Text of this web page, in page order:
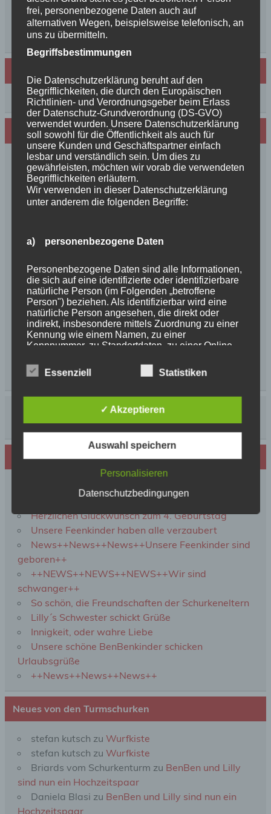
Unsere schöne BenBenkinder schicken
Urlaubsgrüße
++News++News++News++
Archiv
Wir sind Mitglied in folgenden Verbänden:
Neues von den Turmschurken
Frohe Weihnachten 2025 unseren
Schurkenfamilien und Freunden
Herzlichen Glückwunsch zum 4. Geburtstag
Unsere Feenkinder haben alle verzaubert
News++News++News++Unsere Feenkinder sind
geboren++
++NEWS++NEWS++NEWS++Wir sind
schwanger++
So schön, die Freundschaften der Schurkeneltern
Lilly´s Schwester schickt Grüße
Innigkeit, oder wahre Liebe
Unsere schöne BenBenkinder schicken
Urlaubsgrüße
++News++News++News++
Neues von den Turmschurken
stefan kutsch zu Wurfkiste
stefan kutsch zu Wurfkiste
Briards vom Schurkenturm zu BenBen und Lilly
sind nun ein Hochzeitspaar
Daniela Blasi zu BenBen und Lilly sind nun ein
Hochzeitspaar
frei, personenbezogene Daten auch auf
alternativen Wegen, beispielsweise telefonisch, an
uns zu übermitteln.
Begriffsbestimmungen
Die Datenschutzerklärung beruht auf den
Begrifflichkeiten, die durch den Europäischen
Richtlinien- und Verordnungsgeber beim Erlass
der Datenschutz-Grundverordnung (DS-GVO)
verwendet wurden. Unsere Datenschutzerklärung
soll sowohl für die Öffentlichkeit als auch für
unsere Kunden und Geschäftspartner einfach
lesbar und verständlich sein. Um dies zu
gewährleisten, möchten wir vorab die verwendeten
Begrifflichkeiten erläutern.
Wir verwenden in dieser Datenschutzerklärung
unter anderem die folgenden Begriffe:
a) personenbezogene Daten
Personenbezogene Daten sind alle Informationen,
die sich auf eine identifizierte oder identifizierbare
natürliche Person (im Folgenden „betroffene
Person") beziehen. Als identifizierbar wird eine
natürliche Person angesehen, die direkt oder
indirekt, insbesondere mittels Zuordnung zu einer
Kennung wie einem Namen, zu einer
Kennnummer, zu Standortdaten, zu einer Online-
besonderen Merkmalen, die Ausdruck der
physischen, physiologischen, genetischen,
sozialen Identität dieser natürlichen Person sind,
identifiziert werden kann.
b) betroffene Person
Betroffene Person ist jede identifizierte oder
identifizierbare natürliche Person, deren
personenbezogene Daten von dem für die
c) Verarbeitung
Verarbeitung ist jeder mit oder ohne Hilfe
automatisierter Verfahren ausgeführte Vorgang
oder jede solche Vorgangsreihe im
Zusammenhang mit personenbezogenen Daten
wie das Erheben, das Erfassen, die Organisation,
das Ordnen, die Speicherung, die Anpassung oder
Veränderung, das Auslesen, das Abfragen, die
Verwendung, die Offenlegung durch Übermittlung,
Verbreitung oder eine andere Form der
Bereitstellung, den Abgleich oder die Verknüpfung,
Vernichtung.
d) Einschränkung der Verarbeitung
Einschränkung der Verarbeitung ist die Markierung
gespeicherter personenbezogener Daten mit dem
Ziel, ihre künftige Verarbeitung einzuschränken.
Essenziell Statistiken
✓ Akzeptieren
Auswahl speichern
Personalisieren
Datenschutzbedingungen